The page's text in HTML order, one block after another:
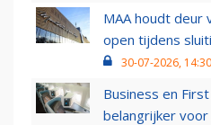
MAA houdt deur
open tijdens
30-07-2026, 14:30
Business en
belangrijker voor